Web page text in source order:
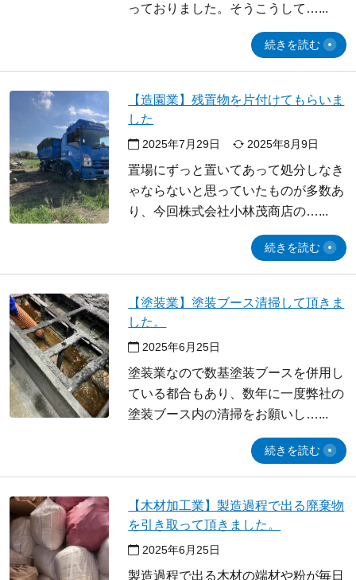
っておりました。そうこうして…
続きを読む
【造園業】残置物を片付けてもらいま
した
2025年7月29日 2025年8月9日
置場にずっと置いてあって処分しなき
ゃならないと思っていたものが多数あ
り、今回株式会社小林茂商店の…
続きを読む
【塗装業】塗装ブース清掃して頂きま
した。
2025年6月25日
塗装業なので数基塗装ブースを併用し
ている都合もあり、数年に一度弊社の
塗装ブース内の清掃をお願いし…
続きを読む
【木材加工業】製造過程で出る廃棄物
を引き取って頂きました。
2025年6月25日
製造過程で出る木材の端材や粉が毎日